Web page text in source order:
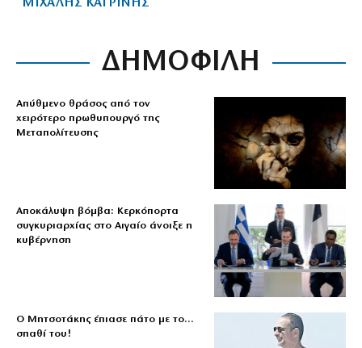
ΜΙΧΑΛΗΣ ΚΑΤΡΙΝΗΣ
ΔΗΜΟΦΙΛΗ
Απύθμενο θράσος από τον
χειρότερο πρωθυπουργό της
Μεταπολίτευσης
Αποκάλυψη βόμβα: Κερκόπορτα
συγκυριαρχίας στο Αιγαίο άνοιξε η
κυβέρνηση
Ο Μητσοτάκης έπιασε πάτο με το…
σπαθί του!